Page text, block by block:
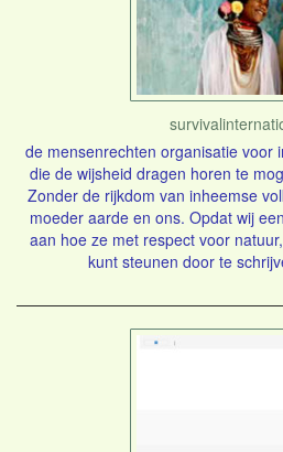
de mensenrechten organisatie voor
die de wijsheid dragen horen te
Zonder de rijkdom van inheemse
moeder aarde en ons. Opdat wij
aan hoe ze met respect voor
kunt steunen door te